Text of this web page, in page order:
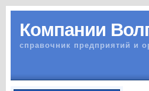
Компании
справочник предприятий и